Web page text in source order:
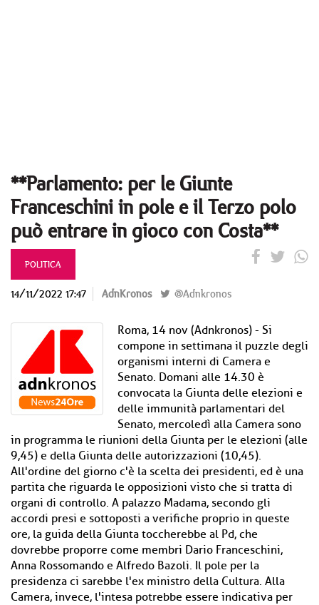
**Parlamento: per le Giunte
Franceschini in pole e il Terzo polo
può entrare in gioco con Costa**
POLITICA
14/11/2022 17:47 AdnKronos @Adnkronos
Roma, 14 nov (Adnkronos) - Si
compone in settimana il puzzle degli
organismi interni di Camera e
Senato. Domani alle 14.30 è
convocata la Giunta delle elezioni e
delle immunità parlamentari del
Senato, mercoledì alla Camera sono
in programma le riunioni della Giunta per le elezioni (alle
9,45) e della Giunta delle autorizzazioni (10,45).
All'ordine del giorno c'è la scelta dei presidenti, ed è una
partita che riguarda le opposizioni visto che si tratta di
organi di controllo. A palazzo Madama, secondo gli
accordi presi e sottoposti a verifiche proprio in queste
ore, la guida della Giunta toccherebbe al Pd, che
dovrebbe proporre come membri Dario Franceschini,
Anna Rossomando e Alfredo Bazoli. Il pole per la
presidenza ci sarebbe l'ex ministro della Cultura. Alla
Camera, invece, l'intesa potrebbe essere indicativa per